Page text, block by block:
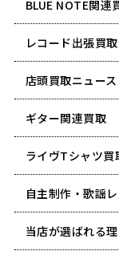
BLUE NOTE関連
レコード出張買
店頭買取ニュース
ギター関連買取
ライヴTシャツ買
自主制作・歌謡
当店が選ばれる